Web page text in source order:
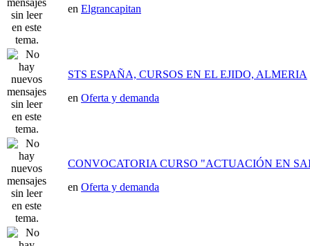
en Elgrancapitan
STS ESPAÑA, CURSOS EN EL EJIDO, ALMERIA
en Oferta y demanda
CONVOCATORIA CURSO "ACTUACIÓN EN
en Oferta y demanda